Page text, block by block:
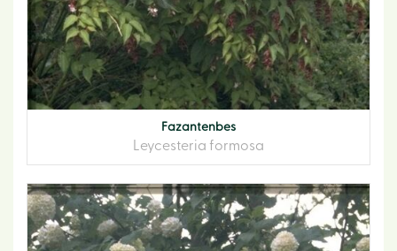
Fazantenbes
Leycesteria formosa